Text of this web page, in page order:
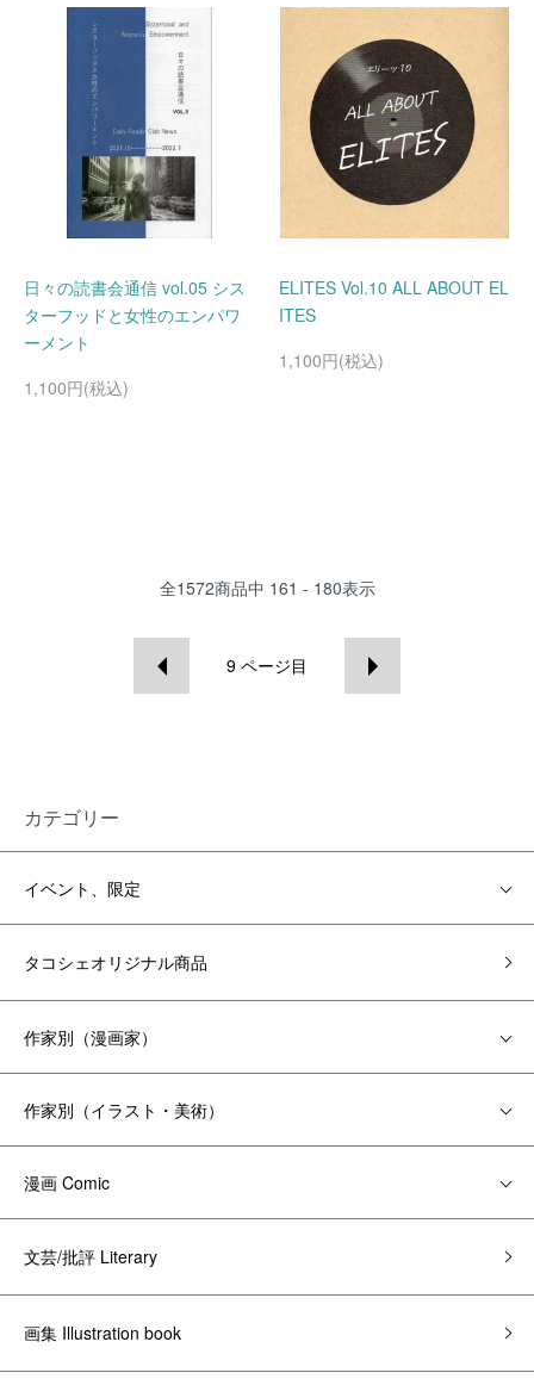
日々の読書会通信 vol.05 シス
ターフッドと女性のエンパワ
ーメント
1,100円(税込)
ELITES Vol.10 ALL ABOUT EL
ITES
1,100円(税込)
全1572商品中 161 - 180表示
9 ページ目
カテゴリー
イベント、限定
タコシェオリジナル商品
作家別（漫画家）
作家別（イラスト・美術）
漫画 Comic
文芸/批評 Literary
画集 Illustration book